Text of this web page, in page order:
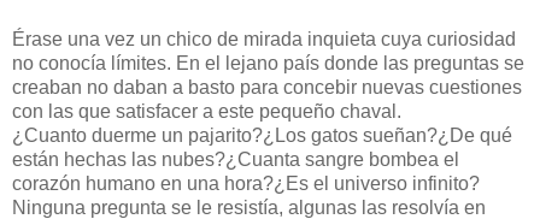
Érase una vez un chico de mirada inquieta cuya curiosidad
no conocía límites. En el lejano país donde las preguntas se
creaban no daban a basto para concebir nuevas cuestiones
con las que satisfacer a este pequeño chaval.
¿Cuanto duerme un pajarito?¿Los gatos sueñan?¿De qué
están hechas las nubes?¿Cuanta sangre bombea el
corazón humano en una hora?¿Es el universo infinito?
Ninguna pregunta se le resistía, algunas las resolvía en